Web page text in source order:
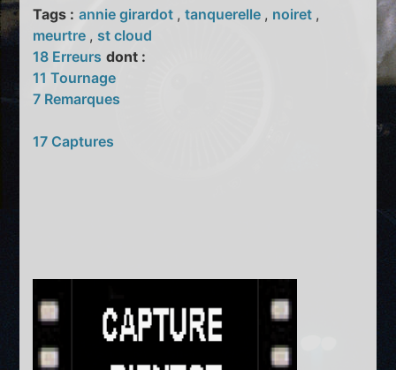
Tags : annie girardot ,tanquerelle , noiret ,
meurtre , st cloud
18 Erreurs dont :
11 Tournage
7 Remarques
17 Captures